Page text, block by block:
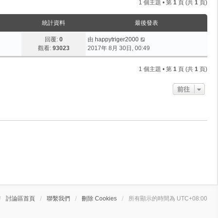
1 個主題 • 第 1 頁 (共 1 頁)
統計資料 最後發表
回覆: 0
觀看: 93023
由 happytriger2000
2017年 8月 30日, 00:49
1 個主題 • 第 1 頁 (共 1 頁)
前往
討論區首頁 聯繫我們 刪除 Cookies 所有顯示的時間為 UTC+08:00